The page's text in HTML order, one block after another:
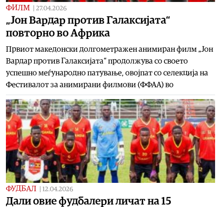
ФИЛМ 27.04.2026
„Јон Вардар против Галаксијата“
повторно во Африка
Првиот македонски долгометражен анимиран филм „Јон
Вардар против Галаксијата“ продолжува со своето
успешно меѓународно патување, овојпат со селекција на
Фестивалот за анимирани филмови (ФФАА) во
ФУДБАЛ 12.04.2026
Дали овие фудбалери личат на 15